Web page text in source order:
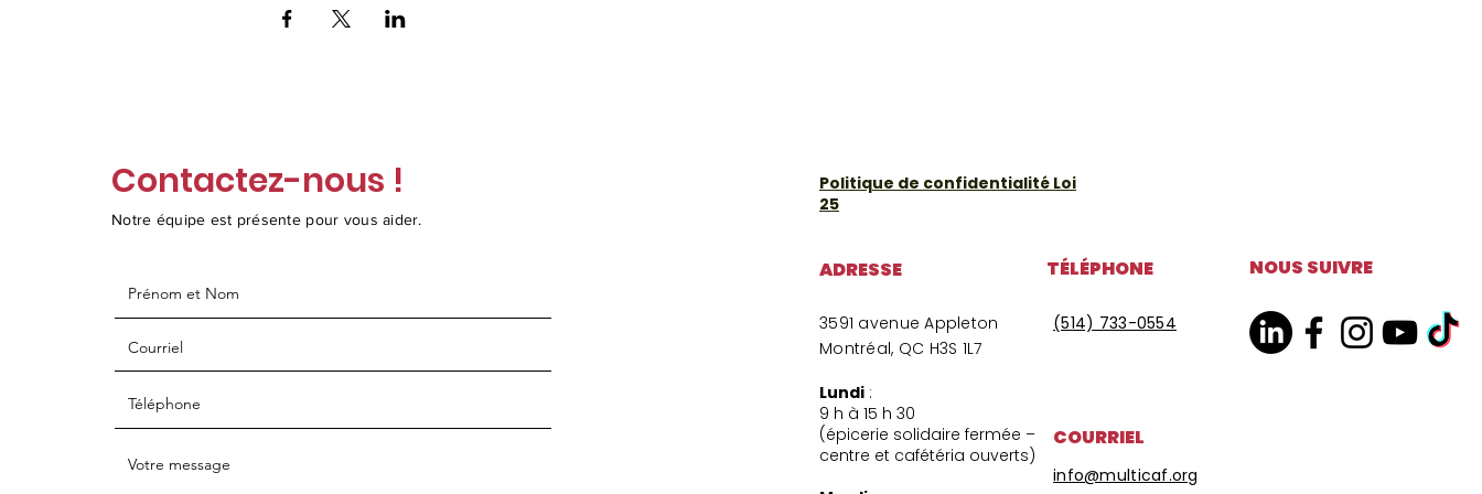
Contactez-nous !
Notre équipe est présente pour vous aider.
Politique de confidentialité Loi
25
ADRESSE
3591 avenue Appleton
Montréal, QC H3S 1L7
Lundi :
9 h à 15 h 30
(épicerie solidaire fermée –
centre et cafétéria ouverts)
TÉLÉPHONE
(514) 733-0554
COURRIEL
info@multicaf.org
NOUS SUIVRE